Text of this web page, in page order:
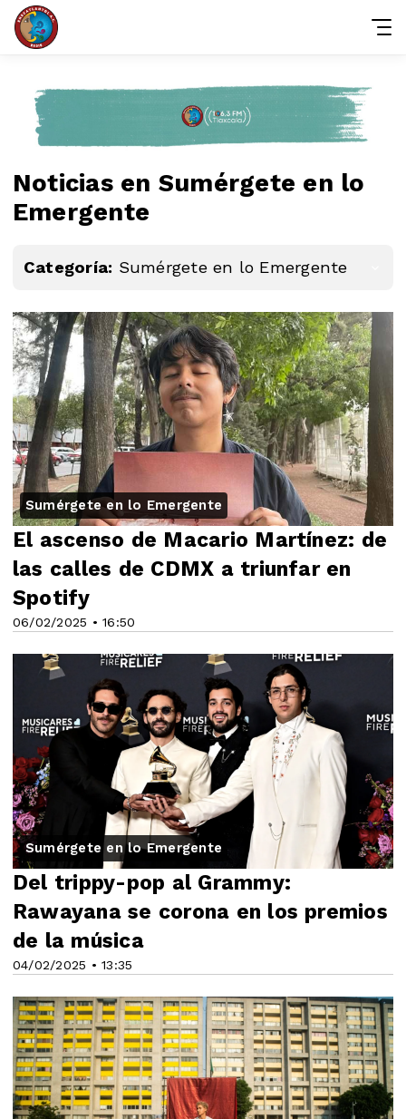
Noticias en Sumérgete en lo
Emergente
Categoría: Sumérgete en lo Emergente
Sumérgete en lo Emergente
06/02/2025 • 16:50
El ascenso de Macario Martínez: de
las calles de CDMX a triunfar en
Spotify
Sumérgete en lo Emergente
04/02/2025 • 13:35
Del trippy-pop al Grammy:
Rawayana se corona en los premios
de la música